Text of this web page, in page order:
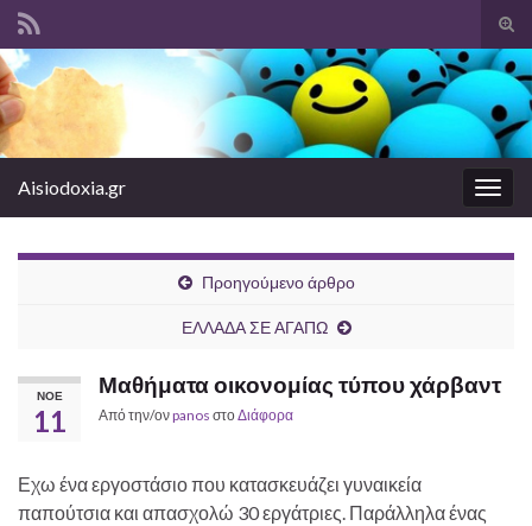
Search for:
Aisiodoxia.gr
Προηγούμενο άρθρο
ΕΛΛΑΔΑ ΣΕ ΑΓΑΠΩ
ΝΟΈ
11
Μαθήματα οικονομίας τύπου χάρβαντ
Από την/ονpanos στοΔιάφορα
Εχω ένα εργοστάσιο που κατασκευάζει γυναικεία
παπούτσια και απασχολώ 30 εργάτριες. Παράλληλα ένας